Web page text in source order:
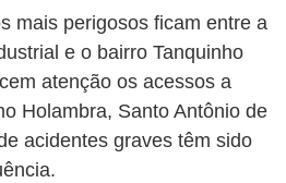
mais perigosos ficam entre a
e o bairro Tanquinho
atenção os acessos a
Holambra, Santo Antônio de
acidentes graves têm sido